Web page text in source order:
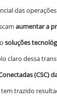
das
aumentar a
soluções
claro dessa
(CSC)
trazido